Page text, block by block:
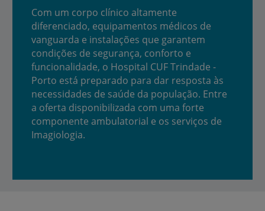
Com um corpo clínico altamente
diferenciado, equipamentos médicos de
vanguarda e instalações que garantem
condições de segurança, conforto e
funcionalidade, o Hospital CUF Trindade -
Porto está preparado para dar resposta às
necessidades de saúde da população. Entre
a oferta disponibilizada com uma forte
componente ambulatorial e os serviços de
Imagiologia.